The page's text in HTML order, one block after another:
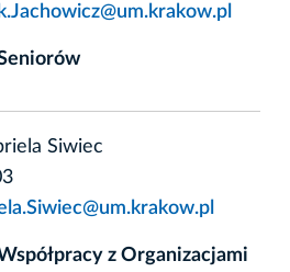
Siwiec
z Organizacjami